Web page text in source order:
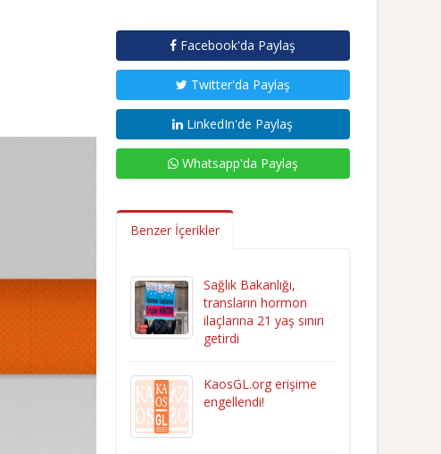
Facebook'da Paylaş
Twitter'da Paylaş
LinkedIn'de Paylaş
Whatsapp'da Paylaş
Benzer İçerikler
Sağlık Bakanlığı,
transların hormon
ilaçlarına 21 yaş sınırı
getirdi
KaosGL.org erişime
engellendi!